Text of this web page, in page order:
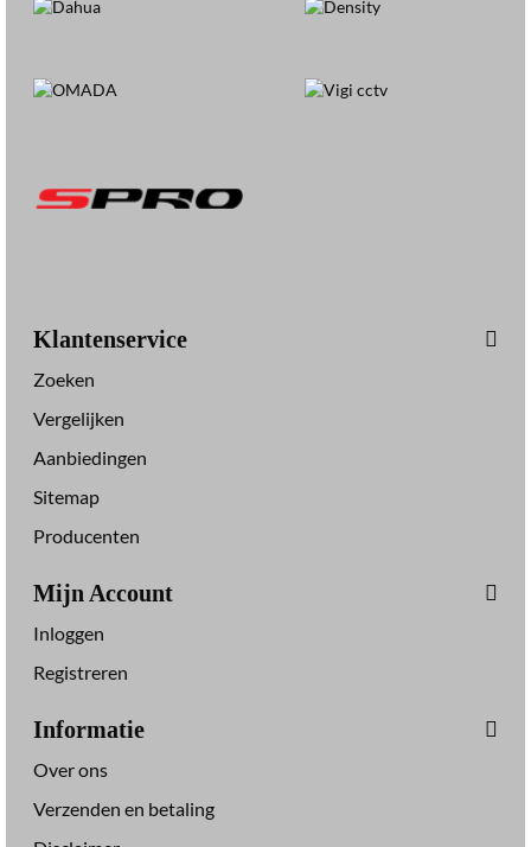
Klantenservice
Zoeken
Vergelijken
Aanbiedingen
Sitemap
Producenten
Mijn Account
Inloggen
Registreren
Informatie
Over ons
Verzenden en betaling